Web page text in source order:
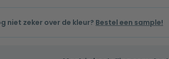
niet zeker over de kleur? Bestel een sample!